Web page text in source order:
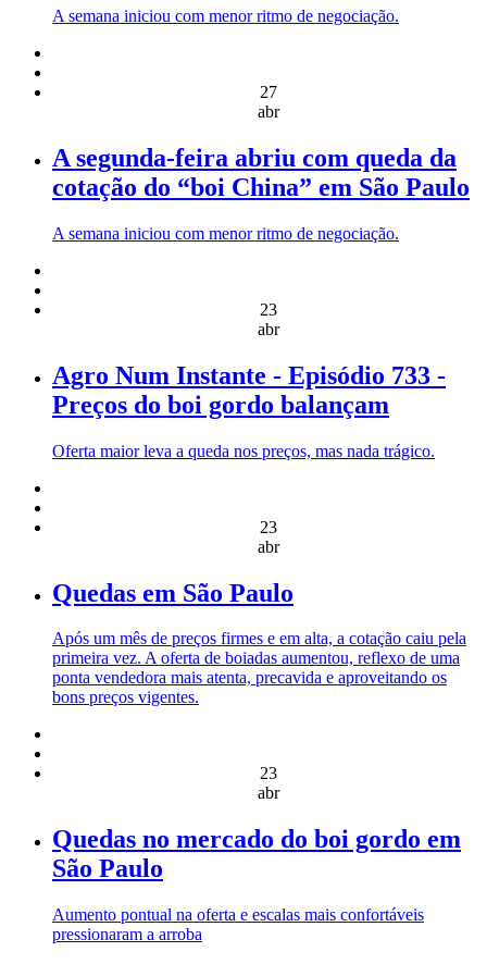
A semana iniciou com menor ritmo de negociação.
27
abr
A segunda-feira abriu com queda da
cotação do “boi China” em São Paulo
A semana iniciou com menor ritmo de negociação.
23
abr
Agro Num Instante - Episódio 733 -
Preços do boi gordo balançam
Oferta maior leva a queda nos preços, mas nada trágico.
23
abr
Quedas em São Paulo
Após um mês de preços firmes e em alta, a cotação caiu pela
primeira vez. A oferta de boiadas aumentou, reflexo de uma
ponta vendedora mais atenta, precavida e aproveitando os
bons preços vigentes.
23
abr
Quedas no mercado do boi gordo em
São Paulo
Aumento pontual na oferta e escalas mais confortáveis
pressionaram a arroba